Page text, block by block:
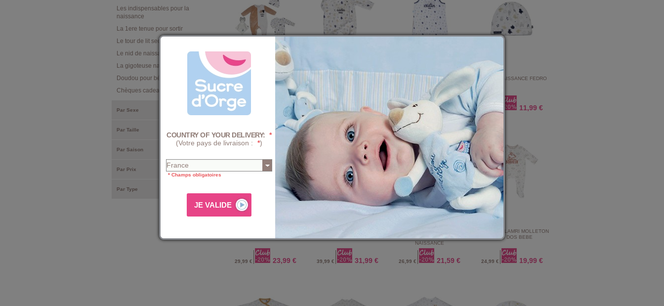
Les indispensables pour la
naissance
La 1ere tenue pour sortir
Le tour de lit securite
Le nid de naissance special auto
La gigoteuse naissance
Doudou pour bébé
Chèques cadeaux bébé
Par Sexe
Par Taille
Par Saison
Par Prix
Par Type
TROUSSEAU NAISSANCE
FAUSTIN
36,99 € 29,59 € 26,99 € 21,59 €
GIGOTEUSE 0/1M FLORENTZI
VELOURS DOUX OUVERTURE
INTEGRALE
26,99 € 21,59 €
BONNET NAISSANCE FEDRO
11,99 €
MOLLETON SANS MANCHES
29,99 € 23,99 €
MOLLETON SANS MANCHES
39,99 € 31,99 €
OUVERTURE DEVANT
NAISSANCE
26,99 € 21,59 €
DORS BIEN LAMRI MOLLETON
PONT DOS BEBE
24,99 € 19,99 €
COUNTRY OF YOUR DELIVERY: *
(Votre pays de livraison :
*)
* Champs obligatoires